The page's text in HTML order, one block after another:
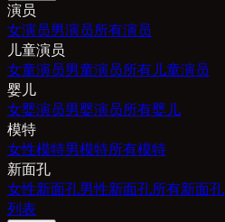
演员
女演员男演员所有演员
儿童演员
女童演员男童演员所有儿童演员
婴儿
女婴演员男婴演员所有婴儿
模特
女性模特男模特所有模特
新面孔
女性新面孔男性新面孔所有新面孔
列表